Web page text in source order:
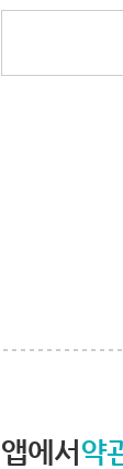
앱에서 약